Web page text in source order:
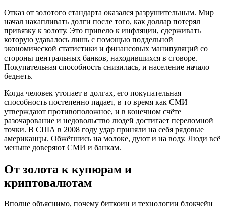
Отказ от золотого стандарта оказался разрушительным. Мир
начал накапливать долги после того, как доллар потерял
привязку к золоту. Это привело к инфляции, сдерживать
которую удавалось лишь с помощью поддельной
экономической статистики и финансовых манипуляций со
стороны центральных банков, находившихся в сговоре.
Покупательная способность снизилась, и население начало
беднеть.
Когда человек утопает в долгах, его покупательная
способность постепенно падает, в то время как СМИ
утверждают противоположное, и в конечном счёте
разочарование и недовольство людей достигает переломной
точки. В США в 2008 году удар приняли на себя рядовые
американцы. Обжёгшись на молоке, дуют и на воду. Люди всё
меньше доверяют СМИ и банкам.
От золота к купюрам и
криптовалютам
Вполне объяснимо, почему биткоин и технологии блокчейн